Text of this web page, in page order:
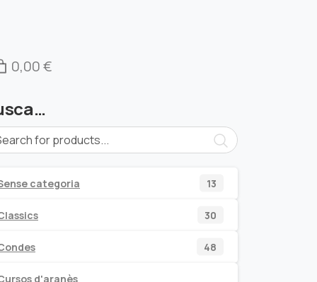
0,00 €
categoria 13
productes
30
productes
48
productes
d'aranès